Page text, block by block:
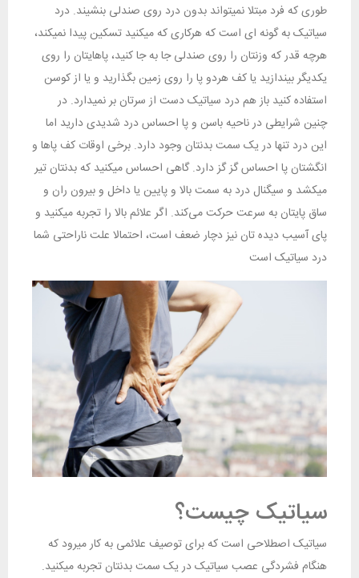
طوری که فرد مبتلا نمیتواند بدون درد روی صندلی بنشیند. درد
سیاتیک به گونه ای است که هرکاری که میکنید تسکین پیدا نمیکند،
هرچه قدر که وزنتان را روی صندلی جا به جا کنید، پاهایتان را روی
یکدیگر بیندازید یا کف هردو پا را روی زمین بگذارید و یا از کوسن
استفاده کنید باز هم درد سیاتیک دست از سرتان بر نمیدارد. در
چنین شرایطی در ناحیه باسن و پا احساس درد شدیدی دارید اما
این درد تنها در یک سمت بدنتان وجود دارد. برخی اوقات کف پاها و
انگشتان پا احساس گز گز دارد. گاهی احساس میکنید که بدنتان تیر
میکشد و سیگنال درد به سمت بالا و پایین یا داخل و بیرون ران و
ساق پایتان به سرعت حرکت می‌کند. اگر علائم بالا را تجربه میکنید و
پای آسیب دیده تان نیز دچار ضعف است، احتمالا علت ناراحتی شما
درد سیاتیک است
سیاتیک چیست؟
سیاتیک اصطلاحی است که برای توصیف علائمی به کار میرود که
هنگام فشردگی عصب سیاتیک در یک سمت بدنتان تجربه میکنید.